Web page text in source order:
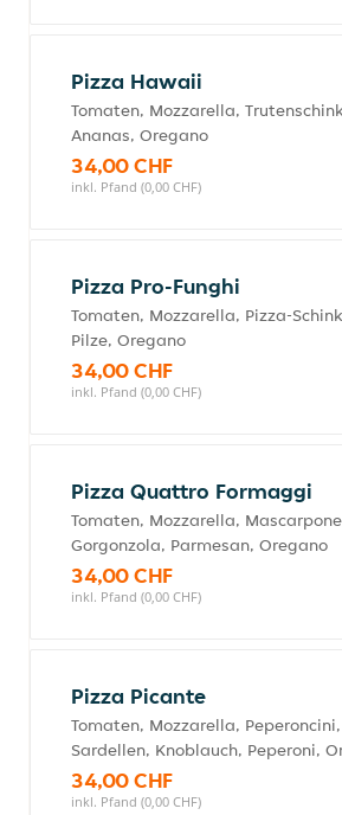
Pizza Hawaii
Tomaten, Mozzarella,
Ananas, Oregano
34,00 CHF
inkl. Pfand (0,00 CHF)
Pizza Pro-Funghi
Tomaten, Mozzarella, Pizza-
Pilze, Oregano
34,00 CHF
inkl. Pfand (0,00 CHF)
Pizza Quattro Formaggi
Tomaten, Mozzarella,
Gorgonzola, Parmesan, Oregano
34,00 CHF
inkl. Pfand (0,00 CHF)
Pizza Picante
Tomaten, Mozzarella, Peperoncini,
Sardellen, Knoblauch, Peperoni,
34,00 CHF
inkl. Pfand (0,00 CHF)